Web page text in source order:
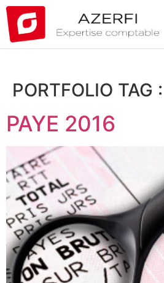
PORTFOLIO TAG :
PAYE 2016